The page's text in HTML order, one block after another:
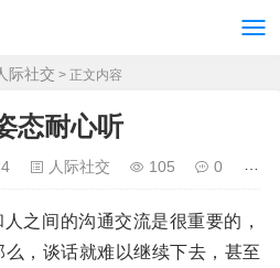
际社交 > 正文内容
态耐心听
人际社交 105 0
之间的沟通交流是很重要的，
，谈话就难以继续下去，甚至